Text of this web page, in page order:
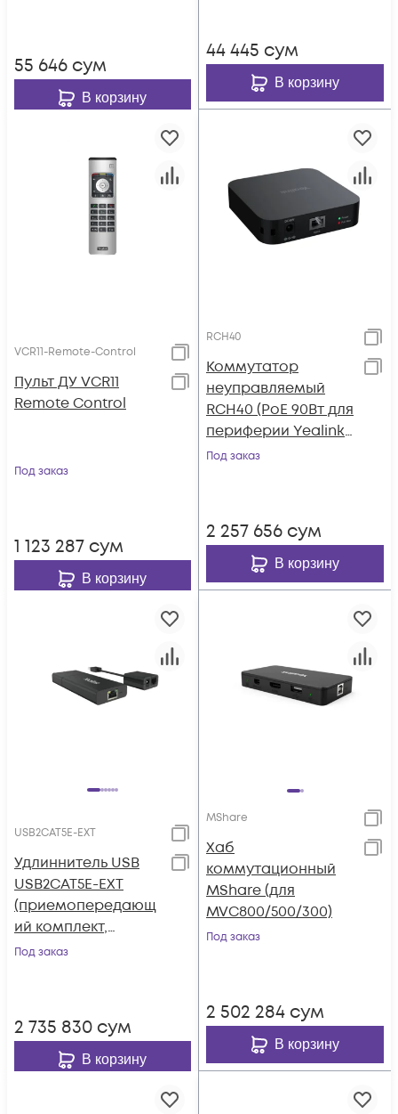
55 646 сум
В корзину
44 445 сум
В корзину
VCR11-Remote-Control
Пульт ДУ VCR11
Remote Control
Под заказ
1 123 287 сум
В корзину
RCH40
Коммутатор
неуправляемый
RCH40 (PoE 90Вт для
периферии Yealink,
4 порта PoE GE, AMS
Под заказ
2 257 656 сум
В корзину
USB2CAT5E-EXT
Удлиннитель USB
USB2CAT5E-EXT
(приемопередающ
ий комплект,
адаптер
Под заказ
2 735 830 сум
В корзину
MShare
Хаб
коммутационный
MShare (для
MVC800/500/300)
Под заказ
2 502 284 сум
В корзину